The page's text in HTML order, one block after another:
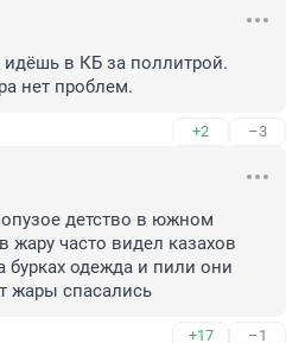
идёшь в КБ за поллитрой.
нет проблем.
+2 –3
детство в южном
жару часто видел казахов
бурках одежда и пили они
жары спасались
+17 –1